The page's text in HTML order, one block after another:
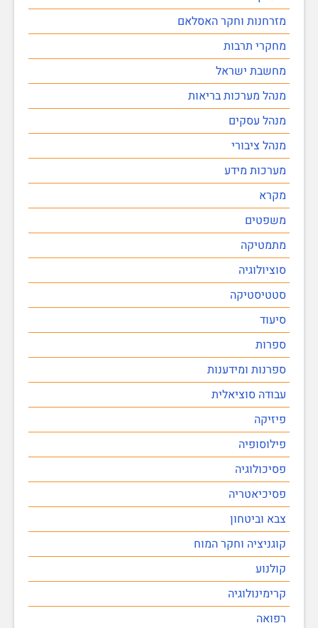
מזרחנות וחקר האסלאם
מחקרי תרבות
מחשבת ישראל
מנהל מערכות בריאות
מנהל עסקים
מנהל ציבורי
מערכות מידע
מקרא
משפטים
מתמטיקה
סוציולוגיה
סטטיסטיקה
סיעוד
ספרות
ספרנות ומידענות
עבודה סוציאלית
פיזיקה
פילוסופיה
פסיכולוגיה
פסיכיאטריה
צבא וביטחון
קוגניציה וחקר המוח
קולנוע
קרימינולוגיה
רפואה